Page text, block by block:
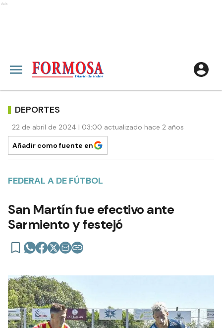
Ads
DEPORTES
22 de abril de 2024 | 03:00 actualizado hace 2 años
Añadir como fuente en
FEDERAL A DE FÚTBOL
San Martín fue efectivo ante
Sarmiento y festejó